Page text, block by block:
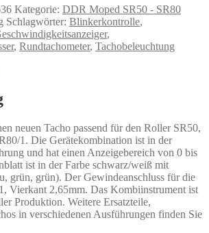
Kategorie: DDR Moped SR50 - SR80
Schlagwörter: Blinkerkontrolle,
,
, Rundtachometer, Tachobeleuchtung
neuen Tacho passend für den Roller SR50,
1. Die Gerätekombination ist in der
und hat einen Anzeigebereich von 0 bis
ist in der Farbe schwarz/weiß mit
grün, grün). Der Gewindeanschluss für die
Vierkant 2,65mm. Das Kombiinstrument ist
Produktion. Weitere Ersatzteile,
in verschiedenen Ausführungen finden Sie